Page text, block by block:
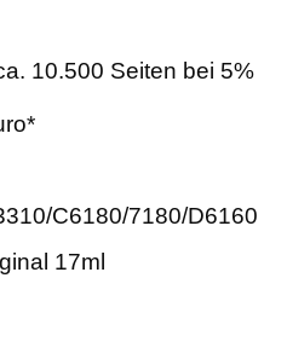
10.500 Seiten bei 5%
C6180/7180/D6160
17ml